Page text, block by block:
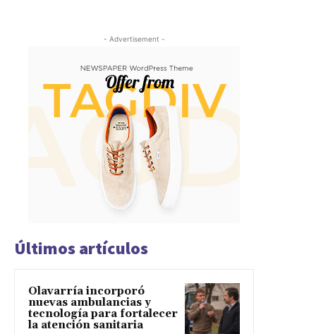
- Advertisement -
Últimos artículos
Olavarría incorporó
nuevas ambulancias y
tecnología para fortalecer
la atención sanitaria